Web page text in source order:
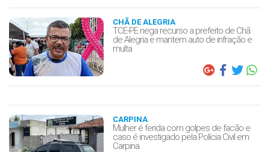
CHÃ DE ALEGRIA
TCE-PE nega recurso a prefeito de Chã
de Alegria e mantem auto de infração e
multa
CARPINA
Mulher é ferida com golpes de facão e
caso é investigado pela Polícia Civil em
Carpina